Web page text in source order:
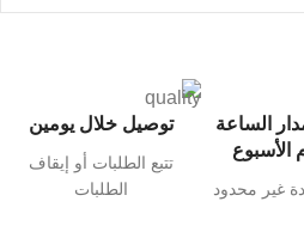
الساعة
الأسبوع
غير محدود
توصيل خلال يومين
تتبع الطلبات أو إيقاف
الطلبات